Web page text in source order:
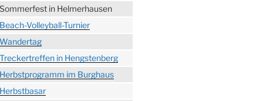
in Helmerhausen
Volleyball-Turnier
in Hengstenberg
im Burghaus